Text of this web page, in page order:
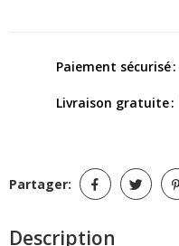
Paiement sécurisé
Livraison gratuite
Partager:
Description